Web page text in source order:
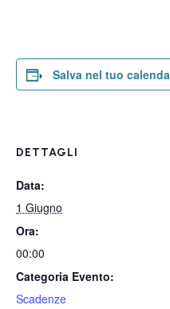
Salva nel tuo
DETTAGLI
Data:
1 Giugno
Ora:
00:00
Categoria Evento:
Scadenze